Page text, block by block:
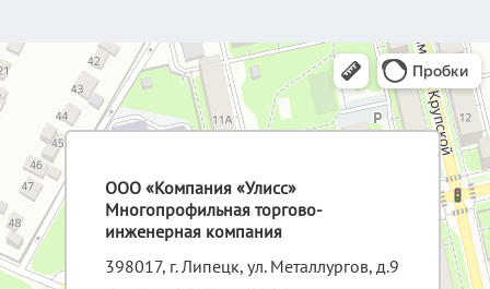
ООО «Компания «Улисс»
Многопрофильная торгово-
инженерная компания
398017, г. Липецк, ул. Металлургов, д.9